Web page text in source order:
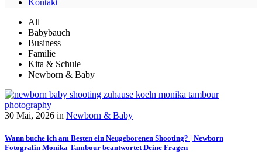
Kontakt
All
Babybauch
Business
Familie
Kita & Schule
Newborn & Baby
30 Mai, 2026 in Newborn & Baby
Wann buche ich am Besten ein Neugeborenen Shooting? | Newborn
Fotografin Monika Tambour beantwortet Deine Fragen